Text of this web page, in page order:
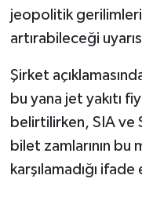
jeopolitik
artırabileceği
Şirket
bu yana jet yakıtı
belirtilirken, SIA ve
bilet zamlarının bu
karşılamadığı